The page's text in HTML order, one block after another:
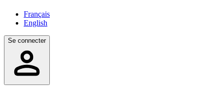
Français
English
Se connecter